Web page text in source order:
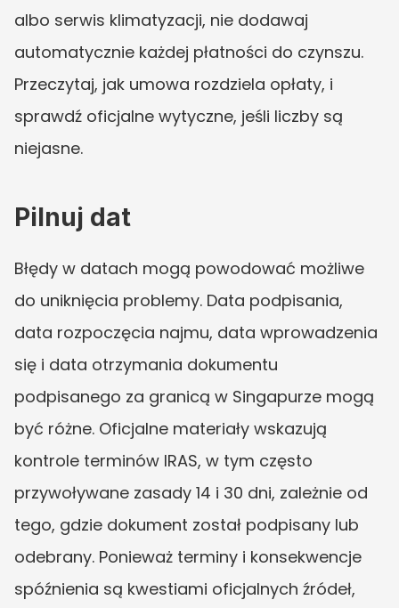
albo serwis klimatyzacji, nie dodawaj
automatycznie każdej płatności do czynszu.
Przeczytaj, jak umowa rozdziela opłaty, i
sprawdź oficjalne wytyczne, jeśli liczby są
niejasne.
Pilnuj dat
Błędy w datach mogą powodować możliwe
do uniknięcia problemy. Data podpisania,
data rozpoczęcia najmu, data wprowadzenia
się i data otrzymania dokumentu
podpisanego za granicą w Singapurze mogą
być różne. Oficjalne materiały wskazują
kontrole terminów IRAS, w tym często
przywoływane zasady 14 i 30 dni, zależnie od
tego, gdzie dokument został podpisany lub
odebrany. Ponieważ terminy i konsekwencje
spóźnienia są kwestiami oficjalnych źródeł,